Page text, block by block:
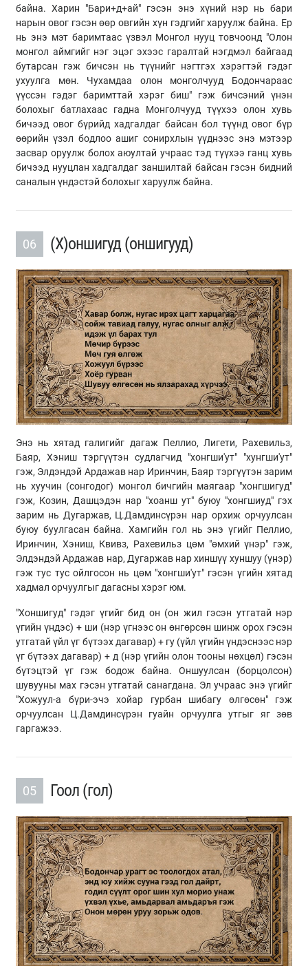
байна. Харин "Бари+д+ай" гэсэн энэ хүний нэр нь бари
нарын овог гэсэн өөр овгийн хүн гэдгийг харуулж байна. Ер
нь энэ мэт баримтаас үзвэл Монгол нууц товчоонд "Олон
монгол аймгийг нэг эцэг эхээс гаралтай нэгдмэл байгаад
бутарсан гэж бичсэн нь түүнийг нэгтгэх хэрэгтэй гэдэг
ухуулга мөн. Чухамдаа олон монголчууд Бодончараас
үүссэн гэдэг баримттай хэрэг биш" гэж бичсэний үнэн
болохыг батлахаас гадна Монголчууд түүхээ олон хувь
бичээд овог бүрийд хадгалдаг байсан бол түүнд овог бүр
өөрийн үзэл бодлоо ашиг сонирхлын үүднээс энэ мэтээр
засвар оруулж болох аюултай учраас тэд түүхээ ганц хувь
бичээд нууцлан хадгалдаг заншилтай байсан гэсэн бидний
саналын үндэстэй болохыг харуулж байна.
06 (Х)оншигуд (оншигууд)
Энэ нь хятад галигийг дагаж Пеллио, Лигети, Рахевильз,
Баяр, Хэниш тэргүүтэн судлагчид "хонгши'ут" "хунгши'ут"
гэж, Элдэндэй Ардажав нар Иринчин, Баяр тэргүүтэн зарим
нь хуучин (сонгодог) монгол бичгийн маягаар "хонгшигуд"
гэж, Козин, Дашцэдэн нар "хоанш ут" буюу "хонгшиуд" гэх
зарим нь Дугаржав, Ц.Дамдинсүрэн нар орхиж орчуулсан
буюу буулгасан байна. Хамгийн гол нь энэ үгийг Пеллио,
Иринчин, Хэниш, Квивз, Рахевильз цөм "өмхий үнэр" гэж,
Элдэндэй Ардажав нар, Дугаржав нар хиншүү хуншуу (үнэр)
гэж тус тус ойлгосон нь цөм "хонгши'ут" гэсэн үгийн хятад
хадмал орчуулгыг дагасны хэрэг юм.
"Хоншигуд" гэдэг үгийг бид он (он жил гэсэн утгатай нэр
үгийн үндэс) + ши (нэр үгнээс он өнгөрсөн шинж орох гэсэн
утгатай үйл үг бүтээх дагавар) + гу (үйл үгийн үндэснээс нэр
үг бүтээх дагавар) + д (нэр үгийн олон тооны нөхцөл) гэсэн
бүтэцтэй үг гэж бодож байна. Оншуулсан (борцолсон)
шувууны мах гэсэн утгатай санагдана. Эл учраас энэ үгийг
"Хожуул-а бүри-эчэ хойар гурбан шибагу өлгөсөн" гэж
орчуулсан Ц.Дамдинсүрэн гуайн орчуулга утгыг яг зөв
гаргажээ.
05 Гоол (гол)